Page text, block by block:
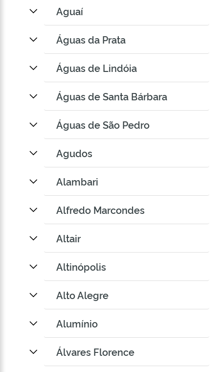
Aguaí
Águas da Prata
Águas de Lindóia
Águas de Santa Bárbara
Águas de São Pedro
Agudos
Alambari
Alfredo Marcondes
Altair
Altinópolis
Alto Alegre
Alumínio
Álvares Florence